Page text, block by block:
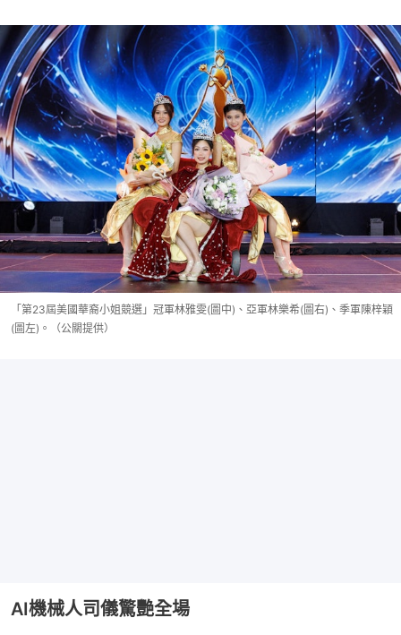
「第23屆美國華裔小姐競選」冠軍林雅雯(圖中)、亞軍林樂希(圖右)、季軍陳梓穎
(圖左)。（公關提供）
AI機械人司儀驚艷全場